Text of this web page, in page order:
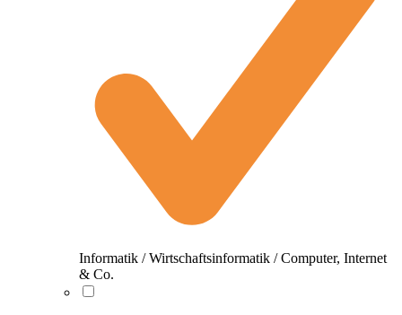
Informatik / Wirtschaftsinformatik / Computer, Internet
& Co.